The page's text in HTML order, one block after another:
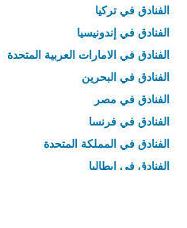
الفنادق في تركيا
الفنادق في إندونيسيا
الفنادق في الامارات العربية المتحدة
الفنادق في البحرين
الفنادق في مصر
الفنادق في فرنسا
الفنادق في المملكة المتحدة
الفنادق في إيطاليا